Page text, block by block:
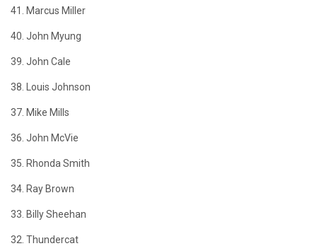
41. Marcus Miller
40. John Myung
39. John Cale
38. Louis Johnson
37. Mike Mills
36. John McVie
35. Rhonda Smith
34. Ray Brown
33. Billy Sheehan
32. Thundercat